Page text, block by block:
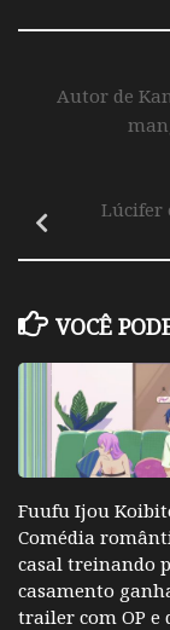
Autor de
Lúcifer
VOCÊ
Fuufu Ijou
Comédia
casal treinando
casamento
trailer com OP e